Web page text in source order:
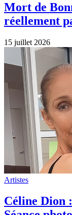
Séance
Antonijevic
14 juillet 2026
Artistes
Happy
1953 à Paris